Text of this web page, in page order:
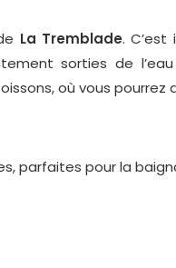
La Tremblade.
sorties de
où vous
parfaites pour la